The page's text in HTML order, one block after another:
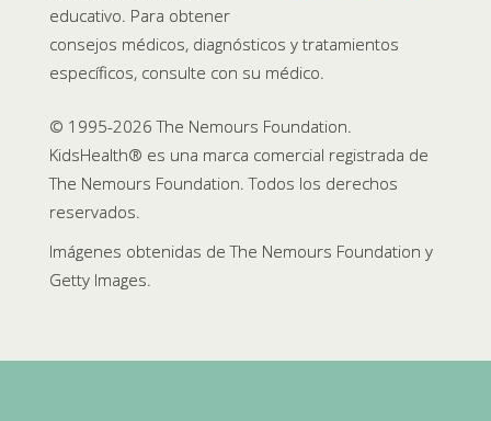
educativo. Para obtener
consejos médicos, diagnósticos y tratamientos
específicos, consulte con su médico.
© 1995-2026 The Nemours Foundation.
KidsHealth® es una marca comercial registrada de
The Nemours Foundation. Todos los derechos
reservados.
Imágenes obtenidas de The Nemours Foundation y
Getty Images.